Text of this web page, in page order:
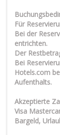
Für
Bei der
entrichten.
Der
Bei
Hotels.com
Aufenthalts.
Akzeptierte
Visa
Bargeld,